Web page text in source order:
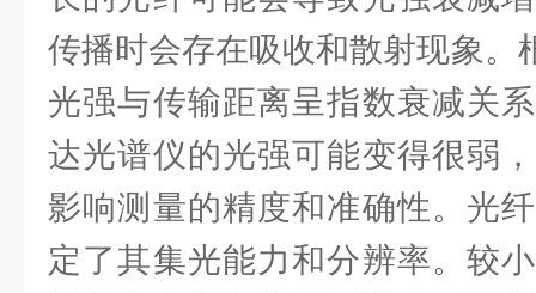
传播时会存在吸收和散射现象。
光强与传输距离呈指数衰减关
达光谱仪的光强可能变得很弱
影响测量的精度和准确性。光
定了其集光能力和分辨率。较